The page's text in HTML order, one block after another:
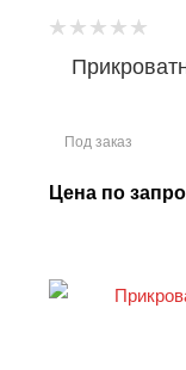
Под заказ
Цена по